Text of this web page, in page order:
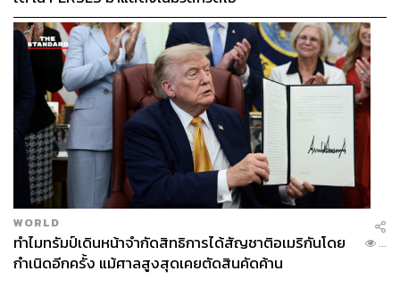
WORLD
ทำไมทรัมป์เดินหน้าจำกัดสิทธิการได้สัญชาติอเมริกันโดย
กำเนิดอีกครั้ง แม้ศาลสูงสุดเคยตัดสินคัดค้าน
...